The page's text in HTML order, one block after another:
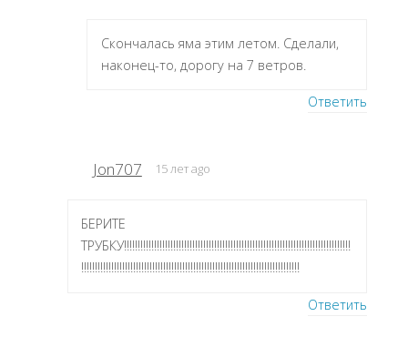
Скончалась яма этим летом. Сделали,
наконец-то, дорогу на 7 ветров.
Ответить
Jon707 15 лет ago
БЕРИТЕ
ТРУБКУ!!!!!!!!!!!!!!!!!!!!!!!!!!!!!!!!!!!!!!!!!!!!!!!!!!!!!!!!!!!!!!!!!!!!!!!!!!!!!!!!!!!
!!!!!!!!!!!!!!!!!!!!!!!!!!!!!!!!!!!!!!!!!!!!!!!!!!!!!!!!!!!!!!!!!!!!!!!!!!!!!!!!
Ответить